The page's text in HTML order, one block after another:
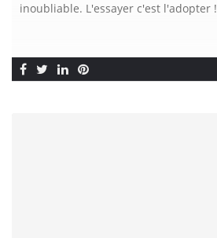
inoubliable. L'essayer c'est l'adopter !